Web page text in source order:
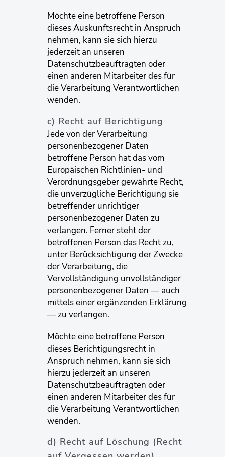
Möchte eine betroffene Person
dieses Auskunftsrecht in Anspruch
nehmen, kann sie sich hierzu
jederzeit an unseren
Datenschutzbeauftragten oder
einen anderen Mitarbeiter des für
die Verarbeitung Verantwortlichen
wenden.
c) Recht auf Berichtigung
Jede von der Verarbeitung
personenbezogener Daten
betroffene Person hat das vom
Europäischen Richtlinien- und
Verordnungsgeber gewährte Recht,
die unverzügliche Berichtigung sie
betreffender unrichtiger
personenbezogener Daten zu
verlangen. Ferner steht der
betroffenen Person das Recht zu,
unter Berücksichtigung der Zwecke
der Verarbeitung, die
Vervollständigung unvollständiger
personenbezogener Daten — auch
mittels einer ergänzenden Erklärung
— zu verlangen.
Möchte eine betroffene Person
dieses Berichtigungsrecht in
Anspruch nehmen, kann sie sich
hierzu jederzeit an unseren
Datenschutzbeauftragten oder
einen anderen Mitarbeiter des für
die Verarbeitung Verantwortlichen
wenden.
d) Recht auf Löschung (Recht